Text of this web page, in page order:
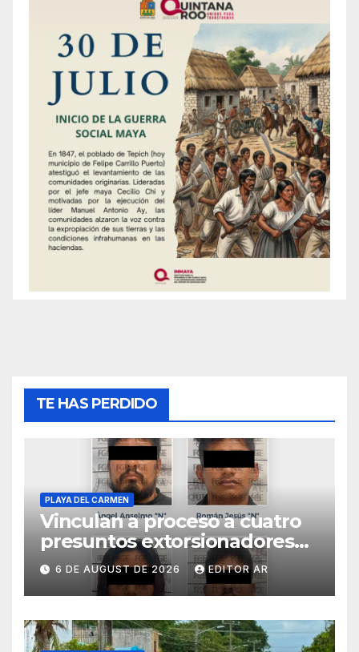
TE HAS PERDIDO
PLAYA DEL CARMEN
Vinculan a proceso a cuatro
presuntos extorsionadores
en Playa del Carmen
6 DE AUGUST DE 2026 EDITOR AR